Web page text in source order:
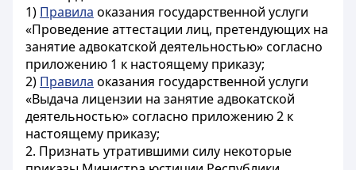
1) Правила оказания государственной услуги
«Проведение аттестации лиц, претендующих на
занятие адвокатской деятельностью» согласно
приложению 1 к настоящему приказу;
2) Правила оказания государственной услуги
«Выдача лицензии на занятие адвокатской
деятельностью» согласно приложению 2 к
настоящему приказу;
2. Признать утратившими силу некоторые